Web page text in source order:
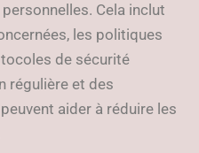
Cela inclut
les politiques
de sécurité
régulière et des
aider à réduire les